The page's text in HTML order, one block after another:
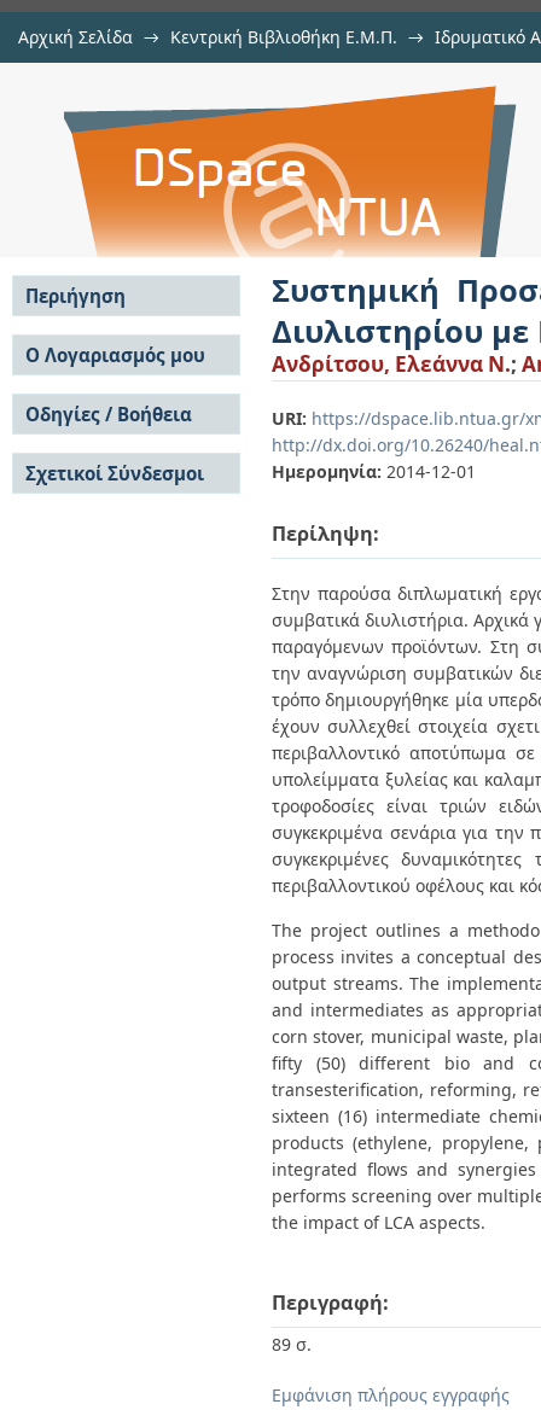
Αρχική Σελίδα → Κεντρική Βιβλιοθήκη Ε.Μ.Π. → Ιδρυματικό
Συστημική Προσέγγιση στην
Βιοδιυλιστήριο
Συστημική
Διυλιστηρίου με
Ανδρίτσου, Ελεάννα Ν.;
URI: https://dspace.lib.ntua.gr/
http://dx.doi.org/10.26240/
Ημερομηνία: 2014-12-01
Περίληψη:
Στην παρούσα διπλωματική
συμβατικά διυλιστήρια.
παραγόμενων προϊόντων. Στη
την αναγνώριση συμβατικών
τρόπο δημιουργήθηκε μία
έχουν συλλεχθεί στοιχεία
περιβαλλοντικό αποτύπωμα σε
υπολείμματα ξυλείας και
τροφοδοσίες είναι τριών
συγκεκριμένα σενάρια για
συγκεκριμένες
περιβαλλοντικού οφέλους και
The project outlines a
process invites a conceptual
output streams. The
and intermediates as
corn stover, municipal waste,
fifty (50) different bio and
transesterification, reforming,
sixteen (16) intermediate
products (ethylene,
integrated flows and
performs screening over
the impact of LCA aspects.
Περιγραφή:
89 σ.
Εμφάνιση πλήρους εγγραφής
Περιήγηση
Σε όλο το DSpace
Κοινότητες & Συλλογές
Ανά Ημερομηνία
Έκδοσης
Συγγραφείς
Τίτλοι
Θέματα
Ο Λογαριασμός μου
Σύνδεση
Εγγραφή
Οδηγίες / Βοήθεια
Οδηγίες Υποβολής
Οδηγίες Χρήσης ΙΑ
Συχνές Ερωτήσεις
Σχετικοί Σύνδεσμοι